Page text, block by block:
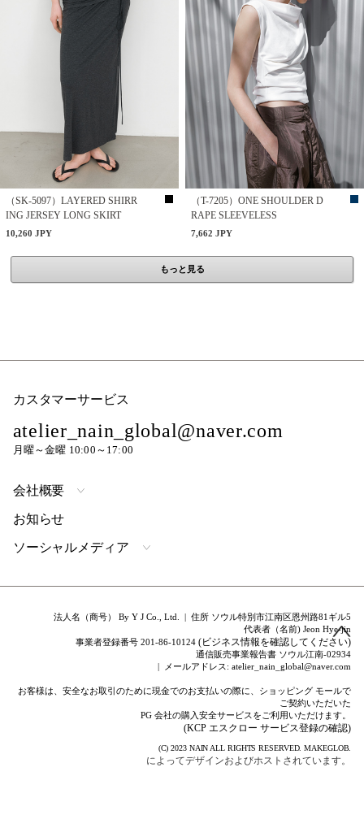
（SK-5097）LAYERED SHIRR
ING JERSEY LONG SKIRT
10,260 JPY
（T-7205）ONE SHOULDER D
RAPE SLEEVELESS
7,662 JPY
もっと見る
カスタマーサービス
atelier_nain_global@naver.com
月曜～金曜 10:00～17:00
会社概要
お知らせ
ソーシャルメディア
法人名（商号） By Y J Co., Ltd. | 住所 ソウル特別市江南区恩州路81ギル5
代表者（名前) Jeon Hye-jin
事業者登録番号 201-86-10124(ビジネス情報を確認してください)
通信販売事業報告書 ソウル江南-02934
| メールアドレス: atelier_nain_global@naver.com
お客様は、安全なお取引のために現金でのお支払いの際に、ショッピング モールで
ご契約いただいた
PG 会社の購入安全サービスをご利用いただけます。
(KCP エスクロー サービス登録の確認)
(C) 2023 NAIN ALL RIGHTS RESERVED.MAKEGLOB.
によってデザインおよびホストされています。